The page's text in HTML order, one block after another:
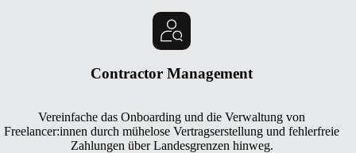
Contractor Management
Vereinfache das Onboarding und die Verwaltung von
Freelancer:innen durch mühelose Vertragserstellung und fehlerfreie
Zahlungen über Landesgrenzen hinweg.